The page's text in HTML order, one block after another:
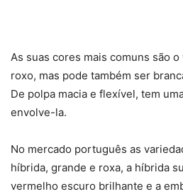
As suas cores mais comuns são
roxo, mas pode também ser
De polpa macia e flexível, tem
envolve-la.
No mercado português as
híbrida, grande e roxa, a híbrida
vermelho escuro brilhante e a